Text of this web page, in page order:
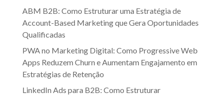
ABM B2B: Como Estruturar uma Estratégia de
Account-Based Marketing que Gera Oportunidades
Qualificadas
PWA no Marketing Digital: Como Progressive Web
Apps Reduzem Churn e Aumentam Engajamento em
Estratégias de Retenção
LinkedIn Ads para B2B: Como Estruturar